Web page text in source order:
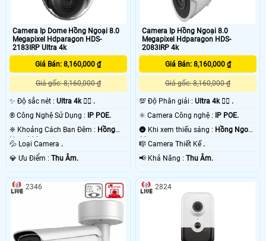
Camera Ip Dome Hồng Ngoại 8.0
Megapixel Hdparagon HDS-
2183IRP Ultra 4k
Giá Bán: 8,160,000 ₫
Giá gốc: 8,160,000 ₫
✨ Độ sắc nét : Ultra 4k 👍🏾 .
®️ Công Nghệ Sử Dụng : IP POE.
❈ Khoảng Cách Ban Đêm : Hồng
Ngoại 30m .
💦 Loại Camera .
️💎 Ưu Điểm : Thu Âm.
Camera Ip Hồng Ngoại 8.0
Megapixel Hdparagon HDS-
2083IRP 4k
Giá Bán: 8,160,000 ₫
Giá gốc: 8,160,000 ₫
💯 Độ Phân giải :Ultra 4k 👍🏾 .
⚛️ Camera Công nghệ : IP POE.
🌚 Khi xem thiếu sáng : Hồng Ngoại
30m .🎼️ Camera Thiết Kế .
️📢 Khả Năng :Thu Âm.
2346 2824